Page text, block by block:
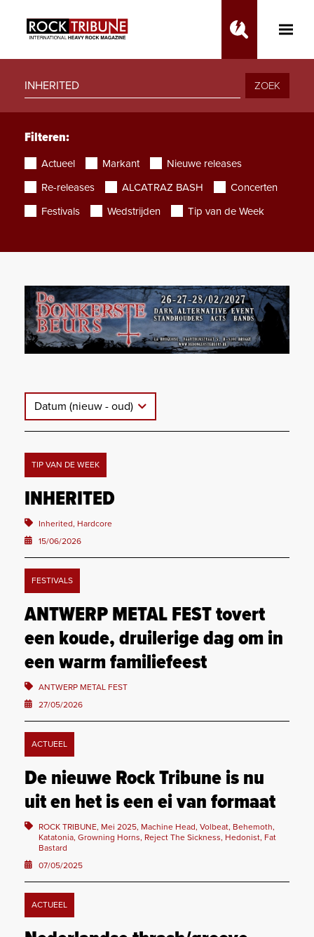
Toggle
ZOEK
Filteren:
Actueel Markant
Nieuwe releases
Re-releases
ALCATRAZ BASH
Concerten
Festivals
Wedstrijden Tip van de Week
Datum (nieuw - oud)
TIP VAN DE WEEK
INHERITED
Inherited, Hardcore
15/06/2026
FESTIVALS
ANTWERP METAL FEST tovert
een koude, druilerige dag om in
een warm familiefeest
ANTWERP METAL FEST
27/05/2026
ACTUEEL
De nieuwe Rock Tribune is nu
uit en het is een ei van formaat
ROCK TRIBUNE, Mei 2025, Machine Head, Volbeat, Behemoth,
Katatonia, Growning Horns, Reject The Sickness, Hedonist, Fat
Bastard
07/05/2025
ACTUEEL